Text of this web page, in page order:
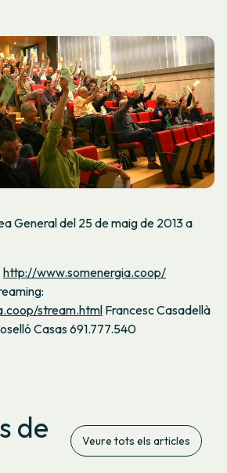
General del 25 de maig de 2013 a
http://www.somenergia.coop/
stream.html Francesc Casadellà
Casas 691.777.540
de Veure tots els articles